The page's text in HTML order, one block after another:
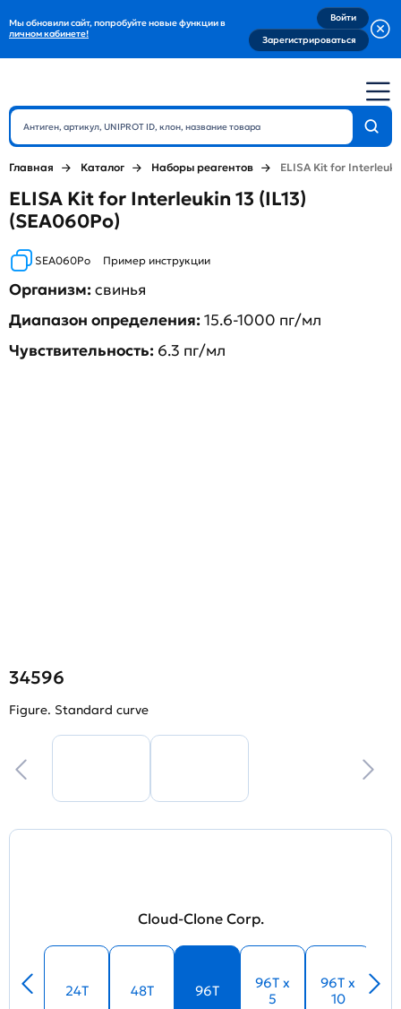
Мы обновили сайт, попробуйте новые функции в
личном кабинете!
Войти
Зарегистрироваться
Главная Каталог Наборы реагентов ELISA Kit for
ELISA Kit for Interleukin 13 (IL13)
(SEA060Po)
SEA060Po Пример инструкции
Организм:свинья
Диапазон определения:15.6-1000 пг/мл
Чувствительность: 6.3 пг/мл
34596
Figure. Standard curve
Cloud-Clone Corp.
24T 48T 96T
96T x
5
96T x
10